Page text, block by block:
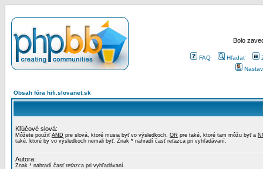
Bolo
FAQ Hľadať
Obsah fóra hifi.slovanet.sk
Kľúčové slová:
Môžete použiť AND pre slová, ktoré musia byť vo výsledkoch, OR pre také, ktoré tam môžu byť a
také, ktoré by vo výsledkoch nemali byť. Znak * nahradí časť reťazca pri vyhľadávaní.
Autora:
Znak * nahradí časť reťazca pri vyhľadávaní.